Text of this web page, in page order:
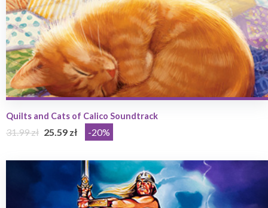
Quilts and Cats of Calico Soundtrack
31.99 zł 25.59 zł -20%